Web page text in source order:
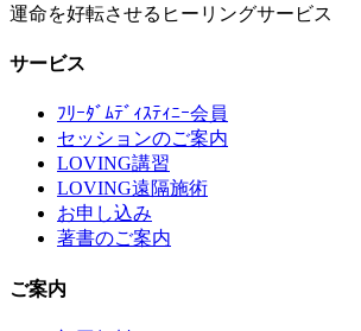
運命を好転させるヒーリングサービス
サービス
ﾌﾘｰﾀﾞﾑﾃﾞｨｽﾃｨﾆｰ会員
セッションのご案内
LOVING講習
LOVING遠隔施術
お申し込み
著書のご案内
ご案内